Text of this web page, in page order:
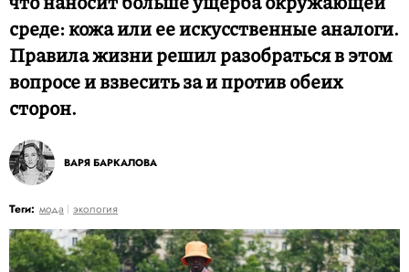
среде: кожа или ее искусственные аналоги.
Правила жизни решил разобраться в этом
вопросе и взвесить за и против обеих
сторон.
ВАРЯ БАРКАЛОВА
Теги: мода экология